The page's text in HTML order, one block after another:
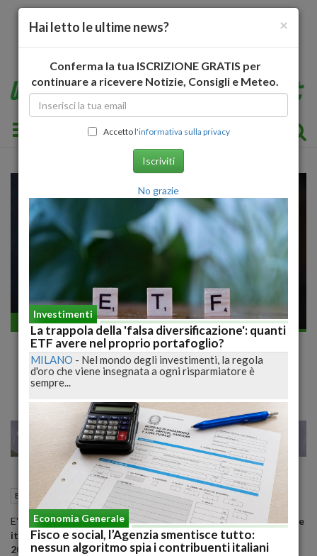
Toggle navigation
Economia generale
In 20 anni raddoppiato indebitamento
famiglie italiane
MILANO 28 29
Economia generale Roma (RM) 18 Novembre 2019 11:45
E'
più che raddoppiato in 20 anni l’indebitamento delle famiglie
italiane, passatodai 13mila euro del 1998 ai 27mila euro del
2018. Lo indica il Report del Fondo di prevenzione
×
Hai letto le ultime news?
Conferma la tua ISCRIZIONE GRATIS per
continuare a ricevere Notizie, Consigli e Meteo.
Accettol'informativa sulla privacy
Iscriviti
No grazie
Investimenti
La trappola della 'falsa diversificazione': quanti
ETF avere nel proprio portafoglio?
MILANO - Nel mondo degli investimenti, la regola
d'oro che viene insegnata a ogni risparmiatore è
sempre...
Economia Generale
Fisco e social, l’Agenzia smentisce tutto:
nessun algoritmo spia i contribuenti italiani